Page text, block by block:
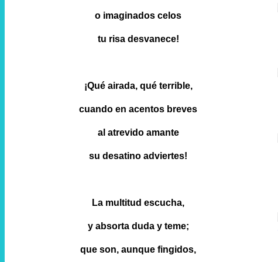
o imaginados celos
tu risa desvanece!
¡Qué airada, qué terrible,
cuando en acentos breves
al atrevido amante
su desatino adviertes!
La multitud escucha,
y absorta duda y teme;
que son, aunque fingidos,